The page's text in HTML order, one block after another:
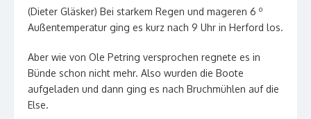
(Dieter Gläsker) Bei starkem Regen und mageren 6 o
Außentemperatur ging es kurz nach 9 Uhr in Herford los.
Aber wie von Ole Petring versprochen regnete es in
Bünde schon nicht mehr. Also wurden die Boote
aufgeladen und dann ging es nach Bruchmühlen auf die
Else.